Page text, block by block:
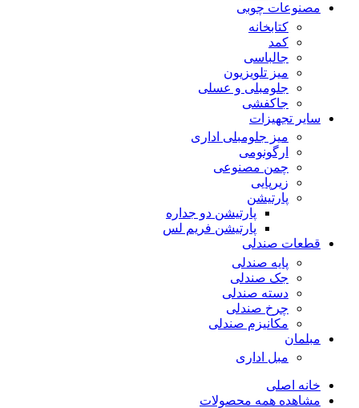
مصنوعات چوبی
کتابخانه
کمد
جالباسی
میز تلویزیون
جلومبلی و عسلی
جاکفشی
سایر تجهیزات
میز جلومبلی اداری
ارگونومی
چمن مصنوعی
زیرپایی
پارتیشن
پارتیشن دو جداره
پارتیشن فریم لس
قطعات صندلی
پایه صندلی
جک صندلی
دسته صندلی
چرخ صندلی
مکانیزم صندلی
مبلمان
مبل اداری
خانه اصلی
مشاهده همه محصولات